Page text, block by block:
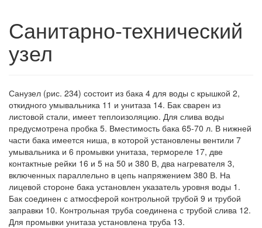
Санитарно-технический
узел
Санузел (рис. 234) состоит из бака 4 для воды с крышкой 2,
откидного умывальника 11 и унитаза 14. Бак сварен из
листовой стали, имеет теплоизоляцию. Для слива воды
предусмотрена пробка 5. Вместимость бака 65-70 л. В нижней
части бака имеется ниша, в которой установлены вентили 7
умывальника и 6 промывки унитаза, термореле 17, две
контактные рейки 16 и 5 на 50 и 380 В, два нагревателя 3,
включенных параллельно в цепь напряжением 380 В. На
лицевой стороне бака установлен указатель уровня воды 1.
Бак соединен с атмосферой контрольной трубой 9 и трубой
заправки 10. Контрольная труба соединена с трубой слива 12.
Для промывки унитаза установлена труба 13.